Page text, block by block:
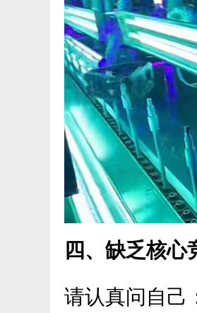
四、缺乏核心
请认真问自己